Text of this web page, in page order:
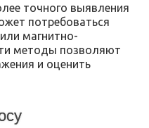
точного выявления
потребоваться
магнитно-
методы позволяют
и оценить